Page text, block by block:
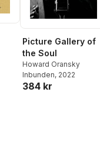
Picture Gallery of
the Soul
Howard Oransky
Inbunden, 2022
384 kr